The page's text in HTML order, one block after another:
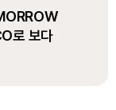
로 보다